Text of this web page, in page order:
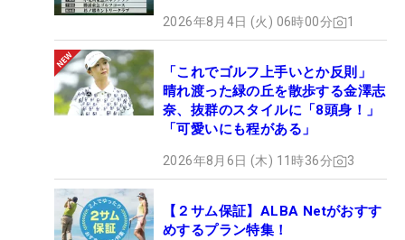
2026年8月4日 (火) 06時00分 1
「これでゴルフ上手いとか反則」
晴れ渡った緑の丘を散歩する金澤志
奈、抜群のスタイルに「8頭身！」
「可愛いにも程がある」
2026年8月6日 (木) 11時36分 3
【２サム保証】ALBA Netがおすす
めするプラン特集！